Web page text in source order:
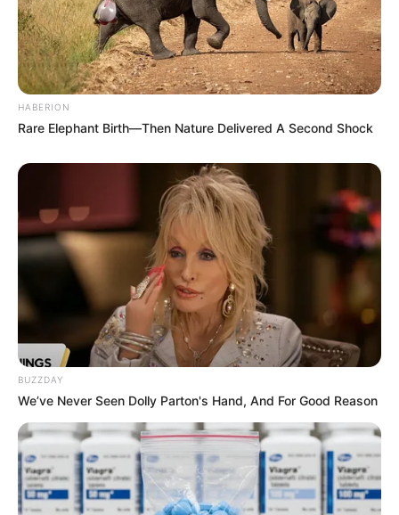
HABERION
Rare Elephant Birth—Then Nature Delivered A Second Shock
BUZZDAY
We’ve Never Seen Dolly Parton's Hand, And For Good Reason